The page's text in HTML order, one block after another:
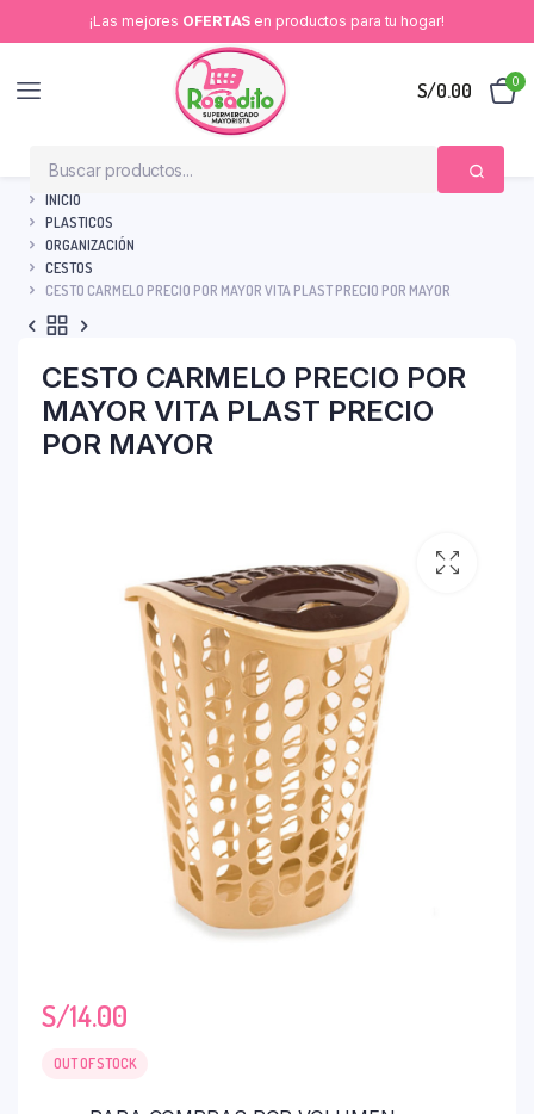
¡Las mejores OFERTAS en productos para tu hogar!
S/0.00 0
INICIO
PLASTICOS
ORGANIZACIÓN
CESTOS
CESTO CARMELO PRECIO POR MAYOR VITA PLAST PRECIO POR MAYOR
CESTO CARMELO PRECIO POR
MAYOR VITA PLAST PRECIO
POR MAYOR
S/14.00
OUT OF STOCK